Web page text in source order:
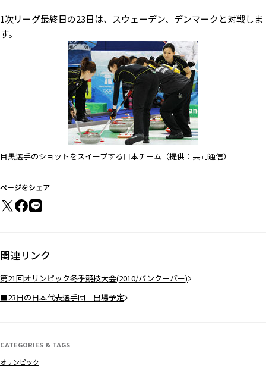
1次リーグ最終日の23日は、スウェーデン、デンマークと対戦しま
す。
目黒選手のショットをスイープする日本チーム（提供：共同通信）
ページをシェア
関連リンク
第21回オリンピック冬季競技大会(2010/バンクーバー)
■23日の日本代表選手団 出場予定
CATEGORIES & TAGS
オリンピック